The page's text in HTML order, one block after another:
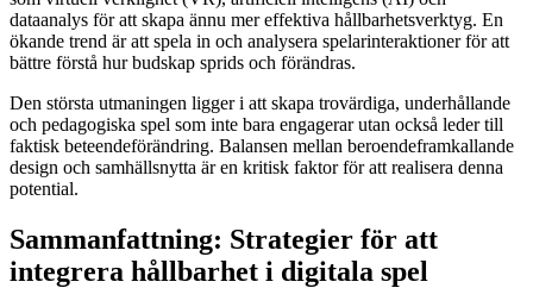
dataanalys för att skapa ännu mer effektiva hållbarhetsverktyg. En
ökande trend är att spela in och analysera spelarinteraktioner för att
bättre förstå hur budskap sprids och förändras.
Den största utmaningen ligger i att skapa trovärdiga, underhållande
och pedagogiska spel som inte bara engagerar utan också leder till
faktisk beteendeförändring. Balansen mellan beroendeframkallande
design och samhällsnytta är en kritisk faktor för att realisera denna
potential.
Sammanfattning: Strategier för att
integrera hållbarhet i digitala spel